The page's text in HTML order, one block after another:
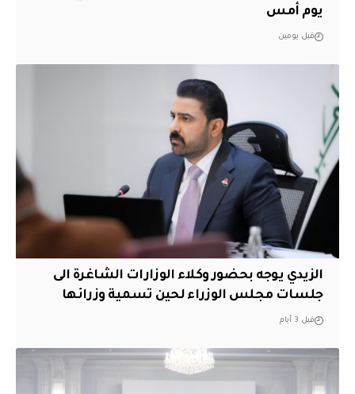
يوم أمس
قبل يومين
الزيدي يوجه بحضور وكلاء الوزارات الشاغرة الى
جلسات مجلس الوزراء لحين تسمية وزرائها
قبل 3 أيام